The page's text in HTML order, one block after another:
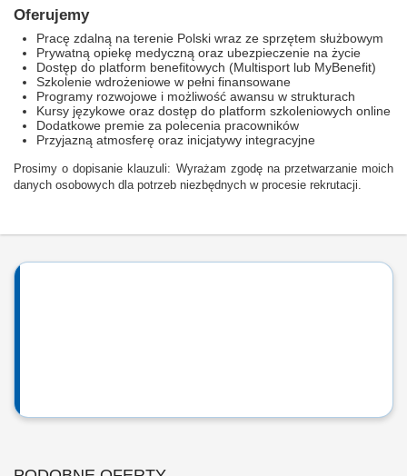
Oferujemy
Pracę zdalną na terenie Polski wraz ze sprzętem służbowym
Prywatną opiekę medyczną oraz ubezpieczenie na życie
Dostęp do platform benefitowych (Multisport lub MyBenefit)
Szkolenie wdrożeniowe w pełni finansowane
Programy rozwojowe i możliwość awansu w strukturach
Kursy językowe oraz dostęp do platform szkoleniowych online
Dodatkowe premie za polecenia pracowników
Przyjazną atmosferę oraz inicjatywy integracyjne
Prosimy o dopisanie klauzuli: Wyrażam zgodę na przetwarzanie moich
danych osobowych dla potrzeb niezbędnych w procesie rekrutacji.